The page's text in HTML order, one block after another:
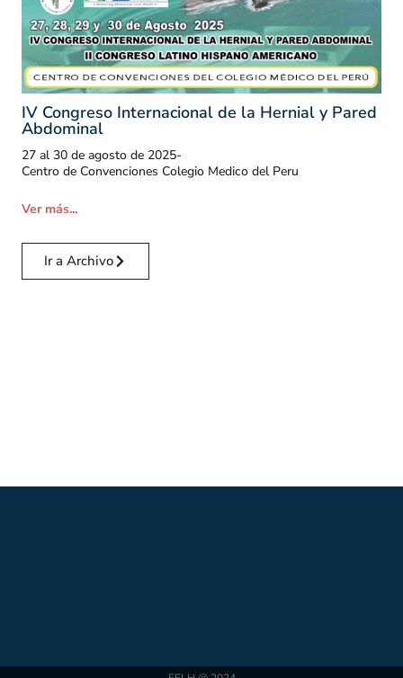
IV Congreso Internacional de la Hernial y Pared
Abdominal
27 al 30 de agosto de 2025-
Centro de Convenciones Colegio Medico del Peru
Ver más...
Ir a Archivo